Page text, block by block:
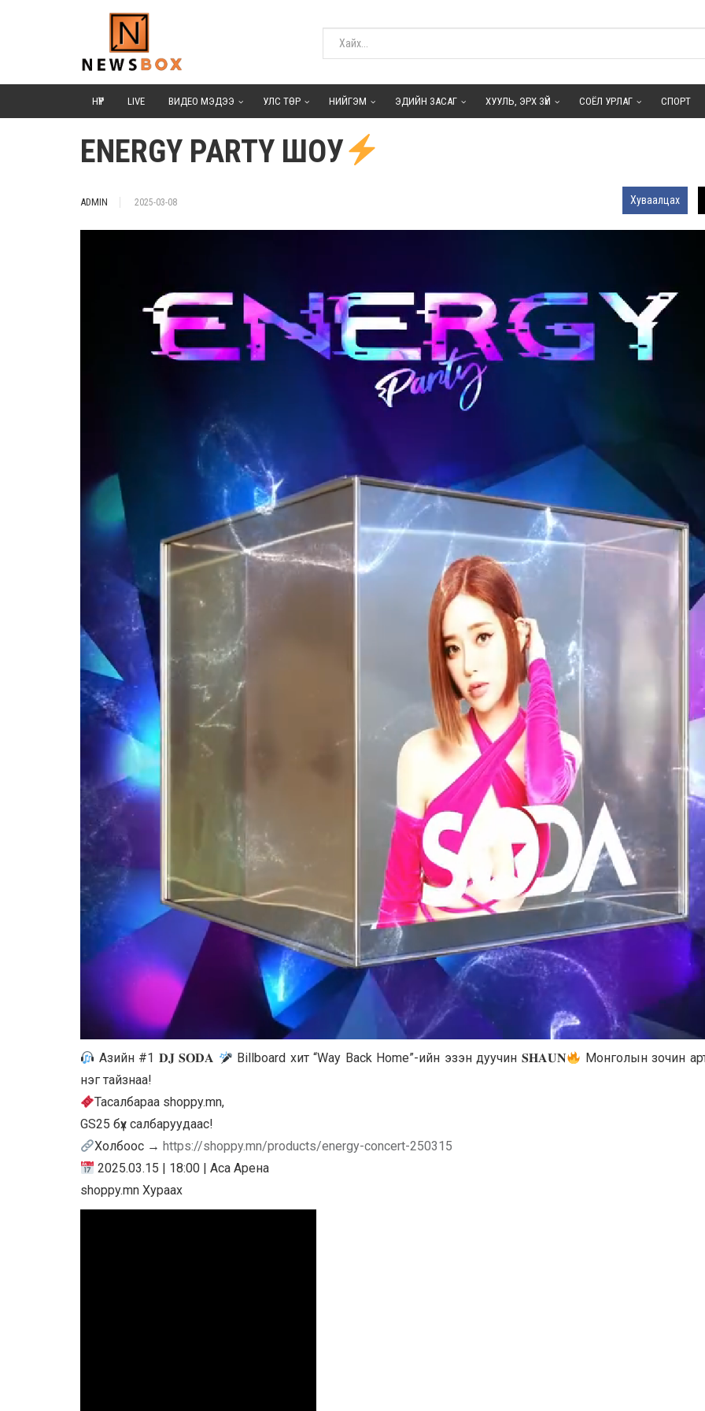
НҮҮР LIVE ВИДЕО МЭДЭЭ УЛС ТӨР НИЙГЭМ ЭДИЙН ЗАСАГ ХУУЛЬ, ЭРХ ЗҮЙ СОЁЛ УРЛАГ СПОРТ
ENERGY PARTY ШОУ
ADMIN 2025-03-08 Хуваалцах
Азийн #1 𝐃𝐉 𝐒𝐎𝐃𝐀 Billboard хит “Way Back Home”-ийн эзэн дуучин 𝐒𝐇𝐀𝐔𝐍
Монголын зочин
нэг тайзнаа!
Тасалбараа shoppy.mn,
GS25 бүх салбаруудаас!
Холбоос → https://shoppy.mn/products/energy-concert-250315
2025.03.15 | 18:00 | Аса Арена
shoppy.mn Хураах